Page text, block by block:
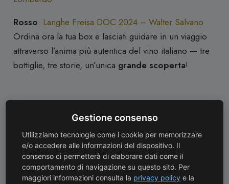
Rosso: Langhe Freisa DOC 2024 – Walter Salvano
Ordina ora la tua box e lasciati guidare in un viaggio
attraverso l’anima più autentica del vino italiano — tre
bottiglie, tre storie, un’unica grande scoperta!
Specifiche Tecniche
Tutte le specifiche tecniche, le note di degustazione e
i dettagli di vinificazione di ciascun vino sono
consultabili direttamente nelle schede prodotto qui
sotto.
Gestione consenso
Utilizziamo tecnologie come i cookie per memorizzare
e/o accedere alle informazioni del dispositivo. Il
consenso ci permetterà di elaborare dati come il
comportamento di navigazione su questo sito. Per
maggiori informazioni consulta la privacy policy e la